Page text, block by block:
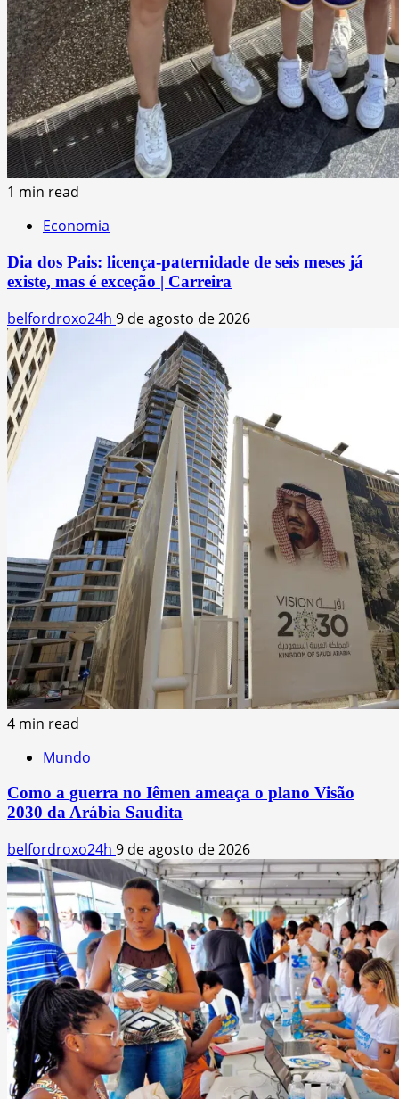
1 min read
Economia
Dia dos Pais: licença-paternidade de seis meses já
existe, mas é exceção | Carreira
belfordroxo24h 9 de agosto de 2026
4 min read
Mundo
Como a guerra no Iêmen ameaça o plano Visão
2030 da Arábia Saudita
belfordroxo24h 9 de agosto de 2026